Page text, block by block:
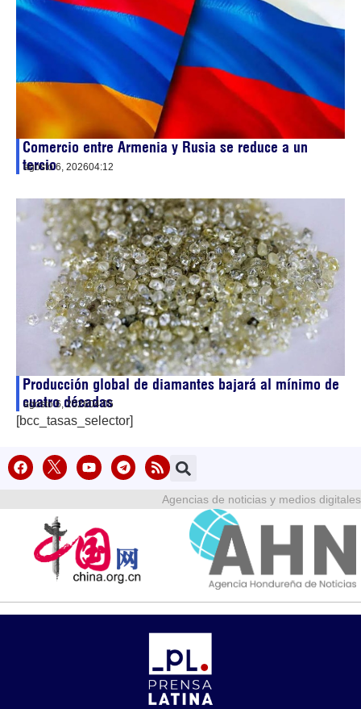
Comercio entre Armenia y Rusia se reduce a un
tercio
agosto 6, 202604:12
Producción global de diamantes bajará al mínimo de
cuatro décadas
agosto 6, 202604:05
[bcc_tasas_selector]
Agencias de noticias y medios digitales